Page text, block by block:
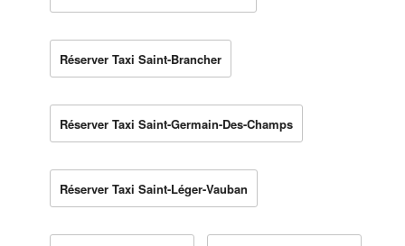
Réserver Taxi Saint-Brancher
Réserver Taxi Saint-Germain-Des-Champs
Réserver Taxi Saint-Léger-Vauban